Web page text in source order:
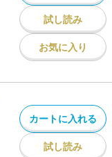
試し読み
お気に入り
カートに入れる
試し読み